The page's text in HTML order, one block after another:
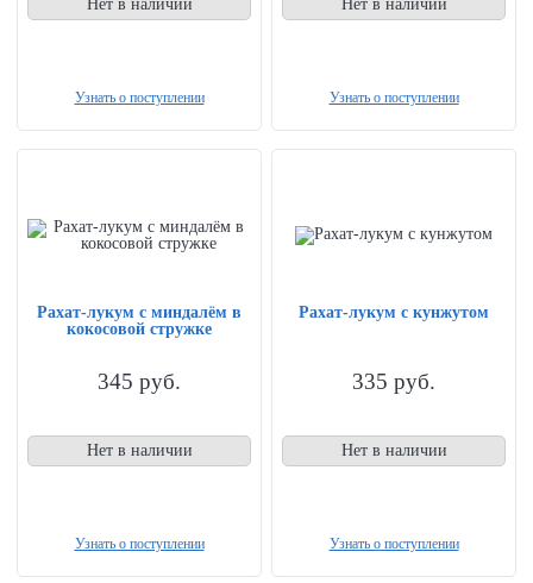
Нет в наличии
Узнать о поступлении
Нет в наличии
Узнать о поступлении
Рахат-лукум с миндалём в
кокосовой стружке
345 руб.
Нет в наличии
Узнать о поступлении
Рахат-лукум с кунжутом
335 руб.
Нет в наличии
Узнать о поступлении